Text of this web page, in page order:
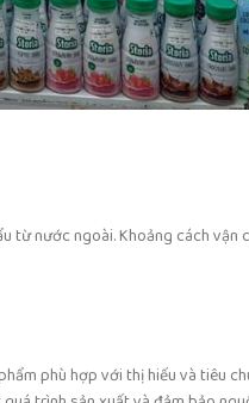
từ nước ngoài. Khoảng cách vận
phù hợp với thị hiếu và tiêu